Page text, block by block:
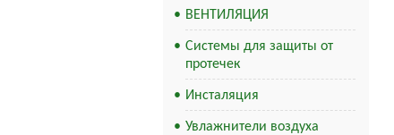
ВЕНТИЛЯЦИЯ
Системы для защиты от
протечек
Инсталяция
Увлажнители воздуха